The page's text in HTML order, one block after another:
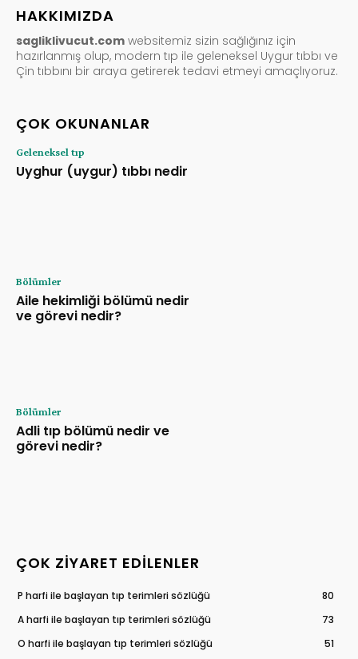
HAKKIMIZDA
sagliklivucut.com websitemiz sizin sağlığınız için
hazırlanmış olup, modern tıp ile geleneksel Uygur tıbbı ve
Çin tıbbını bir araya getirerek tedavi etmeyi amaçlıyoruz.
ÇOK OKUNANLAR
Geleneksel tıp
Uyghur (uygur) tıbbı nedir
Bölümler
Aile hekimliği bölümü nedir
ve görevi nedir?
Bölümler
Adli tıp bölümü nedir ve
görevi nedir?
ÇOK ZIYARET EDILENLER
P harfi ile başlayan tıp terimleri sözlüğü
80
A harfi ile başlayan tıp terimleri sözlüğü
73
O harfi ile başlayan tıp terimleri sözlüğü
51